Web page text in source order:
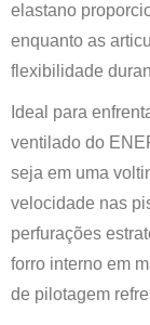
elastano
enquanto as
flexibilidade
Ideal para
ventilado do
seja em uma
velocidade nas
perfurações
forro interno em
de pilotagem